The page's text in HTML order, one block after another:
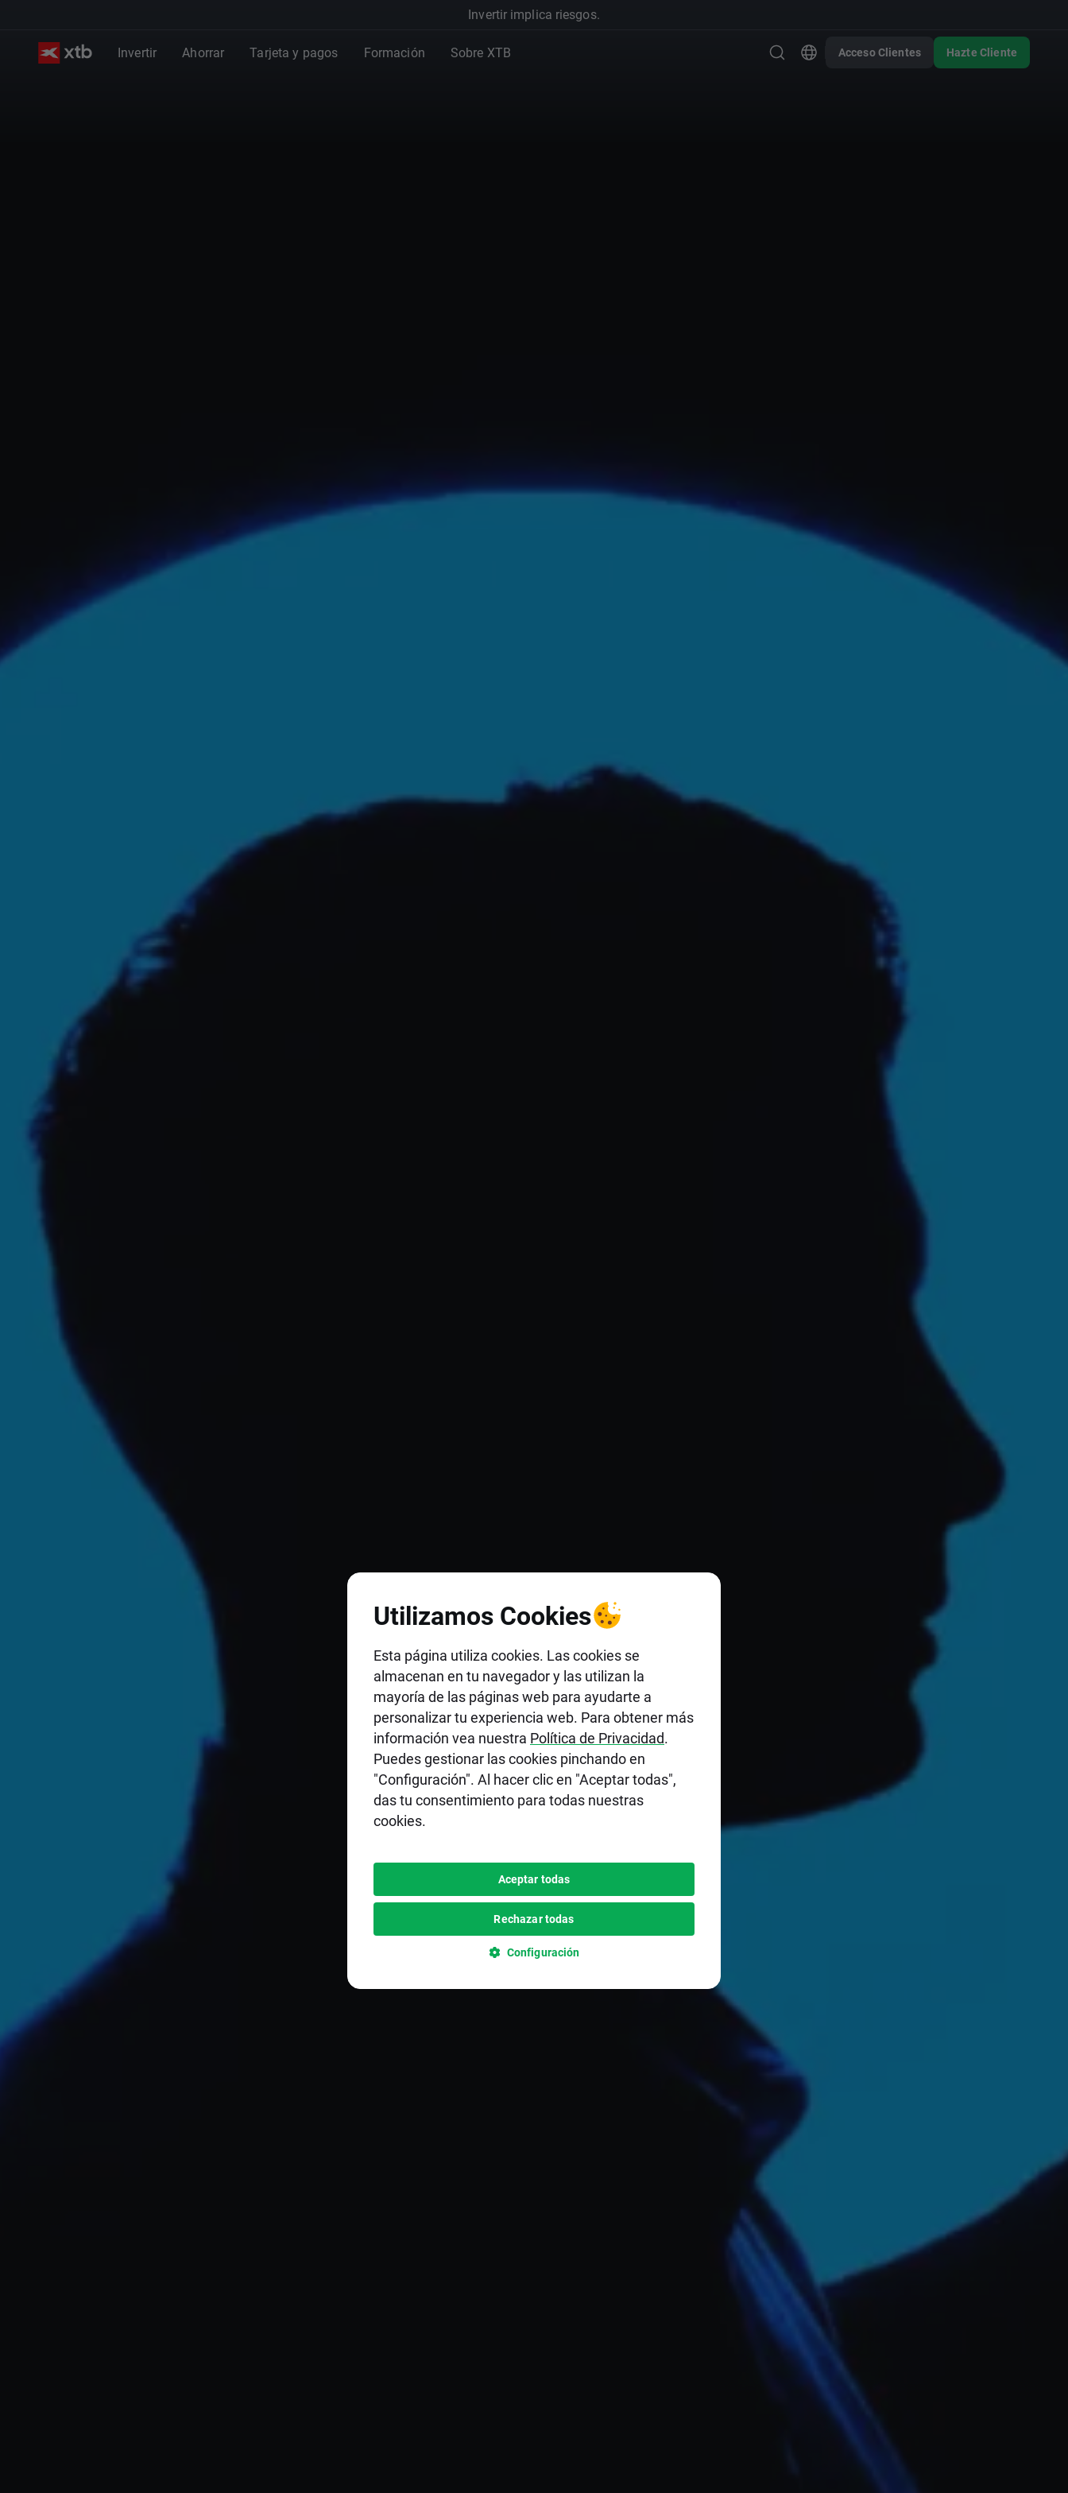
Invertir implica riesgos.
Invertir Ahorrar Tarjeta y pagos Formación Sobre XTB Acceso Clientes Hazte Cliente
Utilizamos Cookies
Esta página utiliza cookies. Las cookies se
almacenan en tu navegador y las utilizan la
mayoría de las páginas web para ayudarte a
personalizar tu experiencia web. Para obtener más
información vea nuestra Política de Privacidad.
Puedes gestionar las cookies pinchando en
"Configuración". Al hacer clic en "Aceptar todas",
das tu consentimiento para todas nuestras
cookies.
Aceptar todas
Rechazar todas
Configuración